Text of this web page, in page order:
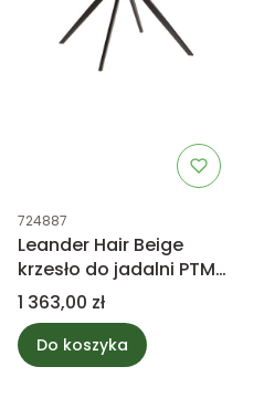
Kod produktu
724887
Leander Hair Beige
krzesło do jadalni PTMD
Collection
Cena
1 363,00 zł
Do koszyka